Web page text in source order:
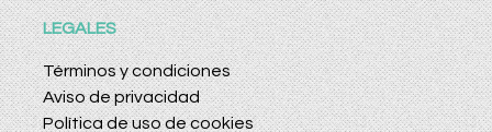
LEGALES
Términos y condiciones
Aviso de privacidad
Política de uso de cookies